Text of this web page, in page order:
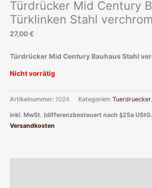
Türdrücker Mid Century
Türklinken Stahl
27,00€
Türdrücker Mid Century Bauhaus Stahl
Nicht vorrätig
Artikelnummer: 1024 Kategorien: Tuerdruecker,
inkl. MwSt. (differenzbesteuert nach §25a
Versandkosten